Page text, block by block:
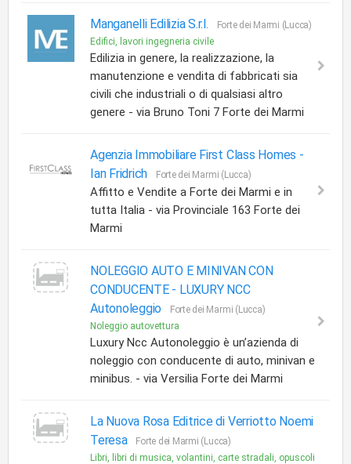
Manganelli Edilizia S.r.l.
Forte dei Marmi (Lucca)
Edifici, lavori ingegneria civile
Edilizia in genere, la realizzazione, la
manutenzione e vendita di fabbricati sia
civili che industriali o di qualsiasi altro
genere - via Bruno Toni 7 Forte dei Marmi
Agenzia Immobiliare First Class Homes -
Ian Fridrich
Forte dei Marmi (Lucca)
Affitto e Vendite a Forte dei Marmi e in
tutta Italia - via Provinciale 163 Forte dei
Marmi
NOLEGGIO AUTO E MINIVAN CON
CONDUCENTE - LUXURY NCC
Autonoleggio
Forte dei Marmi (Lucca)
Noleggio autovettura
Luxury Ncc Autonoleggio è un’azienda di
noleggio con conducente di auto, minivan e
minibus. - via Versilia Forte dei Marmi
La Nuova Rosa Editrice di Verriotto Noemi
Teresa
Forte dei Marmi (Lucca)
Libri, libri di musica, volantini, carte stradali, opuscoli